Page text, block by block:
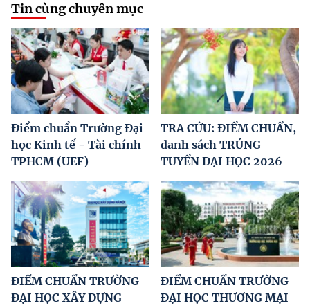
Tin cùng chuyên mục
Điểm chuẩn Trường Đại
học Kinh tế - Tài chính
TPHCM (UEF)
TRA CỨU: ĐIỂM CHUẨN,
danh sách TRÚNG
TUYỂN ĐẠI HỌC 2026
ĐIỂM CHUẨN TRƯỜNG
ĐẠI HỌC XÂY DỰNG
ĐIỂM CHUẨN TRƯỜNG
ĐẠI HỌC THƯƠNG MẠI